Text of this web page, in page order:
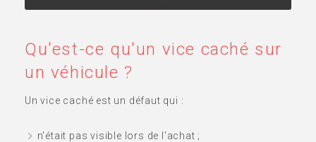
Qu'est-ce qu'un vice caché sur
un véhicule ?
Un vice caché est un défaut qui :
n'était pas visible lors de l'achat ;